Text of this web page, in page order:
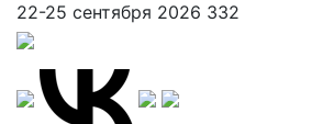
22-25 сентября 2026 332